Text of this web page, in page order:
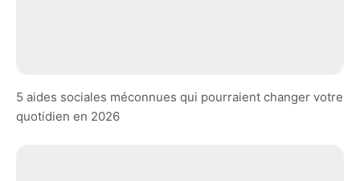
5 aides sociales méconnues qui pourraient changer votre
quotidien en 2026